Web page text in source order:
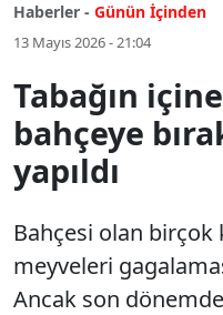
Haberler - Günün İçinden
13 Mayıs 2026 - 21:04
Tabağın
bahçeye
yapıldı
Bahçesi olan birçok
meyveleri
Ancak son